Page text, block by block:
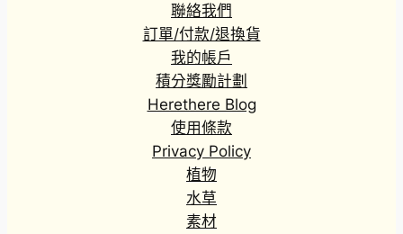
聯絡我們
訂單/付款/退換貨
我的帳戶
積分獎勵計劃
Herethere Blog
使用條款
Privacy Policy
植物
水草
素材